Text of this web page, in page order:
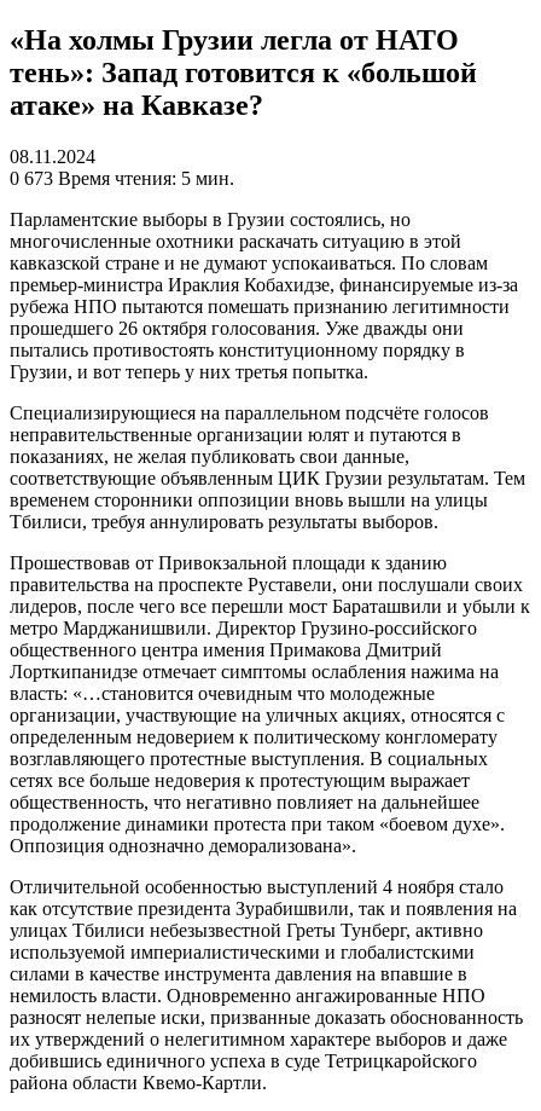
«На холмы Грузии легла от НАТО
тень»: Запад готовится к «большой
атаке» на Кавказе?
08.11.2024
0 673 Время чтения: 5 мин.
Парламентские выборы в Грузии состоялись, но
многочисленные охотники раскачать ситуацию в этой
кавказской стране и не думают успокаиваться. По словам
премьер-министра Ираклия Кобахидзе, финансируемые из-за
рубежа НПО пытаются помешать признанию легитимности
прошедшего 26 октября голосования. Уже дважды они
пытались противостоять конституционному порядку в
Грузии, и вот теперь у них третья попытка.
Специализирующиеся на параллельном подсчёте голосов
неправительственные организации юлят и путаются в
показаниях, не желая публиковать свои данные,
соответствующие объявленным ЦИК Грузии результатам. Тем
временем сторонники оппозиции вновь вышли на улицы
Тбилиси, требуя аннулировать результаты выборов.
Прошествовав от Привокзальной площади к зданию
правительства на проспекте Руставели, они послушали своих
лидеров, после чего все перешли мост Бараташвили и убыли к
метро Марджанишвили. Директор Грузино-российского
общественного центра имения Примакова Дмитрий
Лорткипанидзе отмечает симптомы ослабления нажима на
власть: «…становится очевидным что молодежные
организации, участвующие на уличных акциях, относятся с
определенным недоверием к политическому конгломерату
возглавляющего протестные выступления. В социальных
сетях все больше недоверия к протестующим выражает
общественность, что негативно повлияет на дальнейшее
продолжение динамики протеста при таком «боевом духе».
Оппозиция однозначно деморализована».
Отличительной особенностью выступлений 4 ноября стало
как отсутствие президента Зурабишвили, так и появления на
улицах Тбилиси небезызвестной Греты Тунберг, активно
используемой империалистическими и глобалистскими
силами в качестве инструмента давления на впавшие в
немилость власти. Одновременно ангажированные НПО
разносят нелепые иски, призванные доказать обоснованность
их утверждений о нелегитимном характере выборов и даже
добившись единичного успеха в суде Тетрицкаройского
района области Квемо-Картли.